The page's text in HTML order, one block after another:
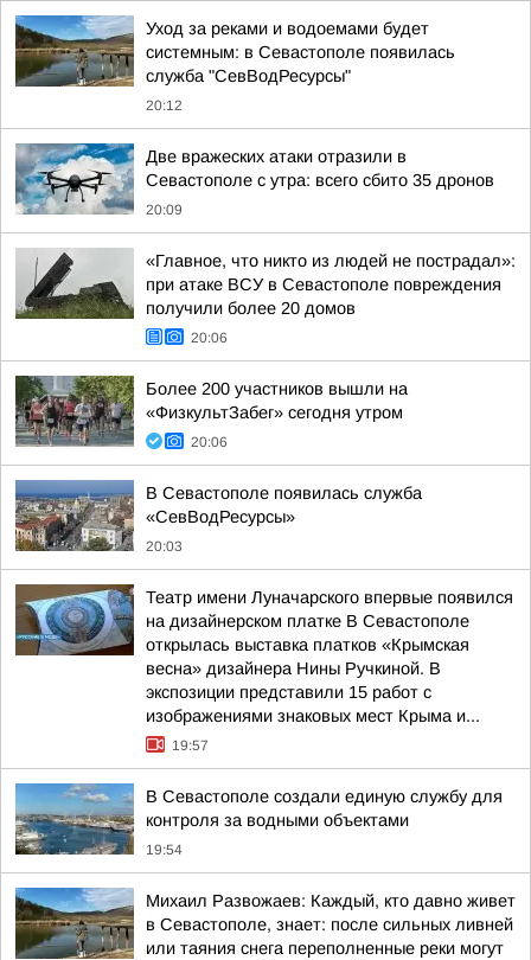
Уход за реками и водоемами будет
системным: в Севастополе появилась
служба "СевВодРесурсы"
20:12
Две вражеских атаки отразили в
Севастополе с утра: всего сбито 35 дронов
20:09
«Главное, что никто из людей не пострадал»:
при атаке ВСУ в Севастополе повреждения
получили более 20 домов
20:06
Более 200 участников вышли на
«ФизкультЗабег» сегодня утром
20:06
В Севастополе появилась служба
«СевВодРесурсы»
20:03
Театр имени Луначарского впервые появился
на дизайнерском платке В Севастополе
открылась выставка платков «Крымская
весна» дизайнера Нины Ручкиной. В
экспозиции представили 15 работ с
изображениями знаковых мест Крыма и...
19:57
В Севастополе создали единую службу для
контроля за водными объектами
19:54
Михаил Развожаев: Каждый, кто давно живет
в Севастополе, знает: после сильных ливней
или таяния снега переполненные реки могут